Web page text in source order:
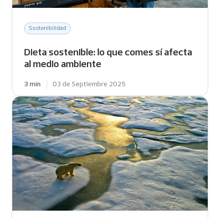
Dieta sostenible: lo que comes sí afecta
al medio ambiente
Sostenibilidad
3 min 03 de Septiembre 2025